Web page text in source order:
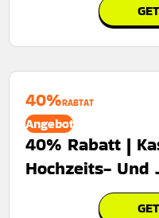
40%RABTAT
Angebot
40% Rabatt |
Hochzeits-